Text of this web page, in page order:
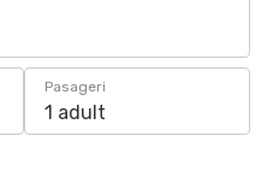
Pasageri
1 adult